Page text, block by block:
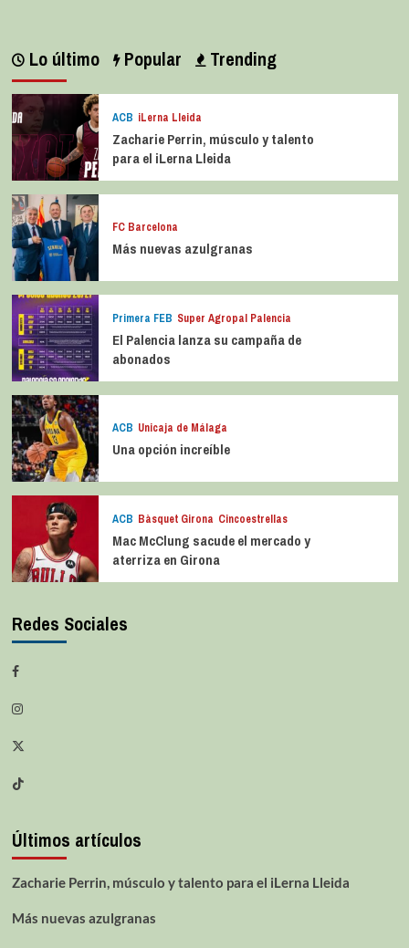
Lo último Popular Trending
ACB iLerna Lleida
Zacharie Perrin, músculo y talento
para el iLerna Lleida
FC Barcelona
Más nuevas azulgranas
Primera FEB Super Agropal Palencia
El Palencia lanza su campaña de
abonados
ACB Unicaja de Málaga
Una opción increíble
ACB Bàsquet Girona Cincoestrellas
Mac McClung sacude el mercado y
aterriza en Girona
Redes Sociales
Últimos artículos
Zacharie Perrin, músculo y talento para el iLerna Lleida
Más nuevas azulgranas